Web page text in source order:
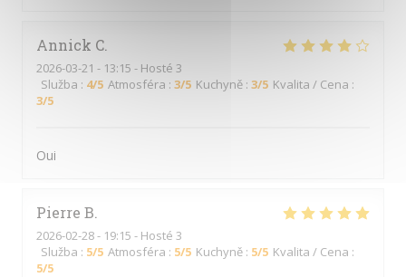
Annick C
2026-03-21 - 13:15 - Hosté 3
Služba : 4/5 Atmosféra : 3/5 Kuchyně : 3/5 Kvalita / Cena :
3/5
Oui
Pierre B
2026-02-28- 19:15 - Hosté 3
Služba : 5/5 Atmosféra : 5/5 Kuchyně : 5/5 Kvalita / Cena :
5/5